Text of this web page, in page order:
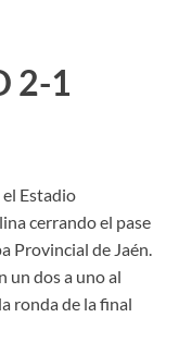
2-1
Estadio
cerrando el pase
Provincial de Jaén.
un dos a uno al
ronda de la final